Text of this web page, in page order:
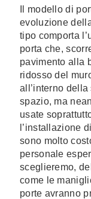
Il modello di
evoluzione
tipo comporta
porta che,
pavimento alla
ridosso del
all’interno
spazio, ma
usate
l’installazione
sono molto
personale
sceglieremo,
come le
porte avranno